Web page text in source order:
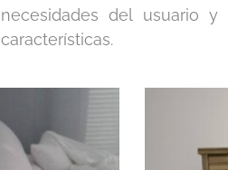
necesidades del usuario y
características.